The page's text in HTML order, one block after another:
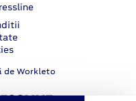
Workleto